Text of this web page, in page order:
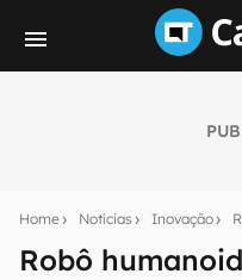
Home Notícias Inovação
Robô
notícias e reviews
mão.